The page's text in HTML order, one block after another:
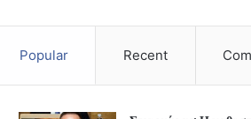
Popular Recent